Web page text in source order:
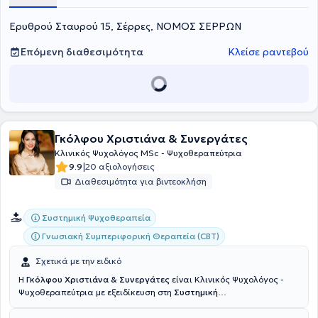
περιβάλλοντος, το οποίο βασίζεται στην αποδοχή, στην κατανόηση
δυνατότητα να εκφραστεί με ελευθερία.
Ερυθρού Σταυρού 15, Σέρρες, ΝΟΜΟΣ ΣΕΡΡΩΝ
Επόμενη διαθεσιμότητα
Κλείσε ραντεβού
Γκόλφου Χριστιάνα & Συνεργάτες
Κλινικός Ψυχολόγος MSc - Ψυχοθεραπεύτρια
9.9|20 αξιολογήσεις
Διαθεσιμότητα για βιντεοκλήση
Συστημική Ψυχοθεραπεία
Γνωσιακή Συμπεριφορική Θεραπεία (CBT)
Σχετικά με την ειδικό
Η Γκόλφου Χριστιάνα & Συνεργάτες είναι Κλινικός Ψυχολόγος -
Ψυχοθεραπεύτρια με εξειδίκευση στη Συστημική